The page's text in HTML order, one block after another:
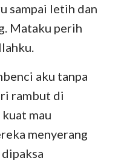
sampai letih dan
Mataku perih
aku tanpa
rambut di
mau
menyerang